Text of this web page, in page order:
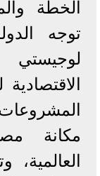
الخطة
توجه
مكانة